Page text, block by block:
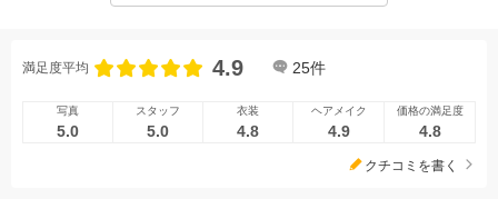
ティショット！！ ・風景を生かしたダイナミックなショット。
縄、海外出張もOK 前撮り・後撮りに始まり、結婚式当日の撮影
行っております。 『 思い出ごと作品に 』 をコンセプトに撮
満足度平均 4.9 25件
写真
5.0
スタッフ
5.0
衣装
4.8
ヘアメイク
4.9
価格の満足度
4.8
クチコミを書く